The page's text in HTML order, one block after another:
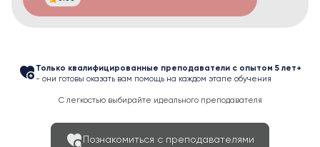
Только квалифицированные преподаватели с опытом 5 лет+
- они готовы оказать вам помощь на каждом этапе обучения
С легкостью выбирайте идеального преподавателя
Познакомиться с преподавателями